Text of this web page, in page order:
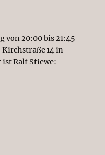
von 20:00 bis 21:45
14 in
Ralf Stiewe: